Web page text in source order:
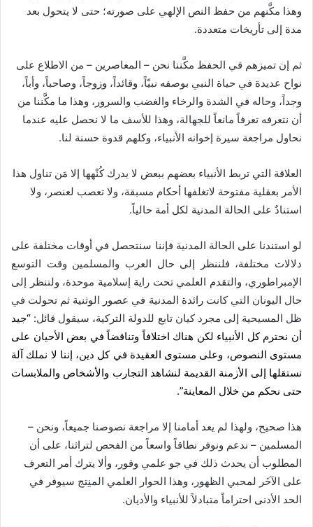
وهذا مكَّنهم من حفظ النص الإلهي على صورته؛ حتى لا يتحول بعد
مدة إلى تأريخات متعددة.
ثم إن تميزهم في الحفظ مكَّننا نحن – المعاصرين – من الاطلاع على
نواح عديدة في حياة النبي بوصفه نبيّاً، وقائداً، وزوجاً، وصاحباً، وأباً،
وجداً، وحاله في الشدة والرخاء والغضب والسرور، وهذا ما مكَّننا من
أن نتعرفه تعرفاً مانعاً للجهالة، وهذا للأسف ما لا نحصل عليه عندما
نحاول مراجعة سيرة إخوانه الأنبياء، وكلهم قدوة حسنة لنا.
العلاقة التي تربط الأنبياء بعضهم ببعض لا يدرك كُنْهها إلا مَن تناول هذا
الأمر بعقلية مفتوحة لاتغلفها أحكام مسبقة، ولا تعصب لعنصر، ولا
استنادٌ على الحالة المدنية لكل أمة حالياً.
لو استندنا على الحالة المدنية فإننا سنتحصل في أوقات مختلفة على
دلالات مختلفة، فلننظر إلى حال العرب والمسلمين وقت التوسع
الإمبراطوري، والتقدم العلمي تحت راية إسلامية موحدة، ولننظر إلى
حال اليونان التي كانت رائدة المدنية في عصور الوثنية ثم تحولت في
ظل المسيحية إلى مجرد كيان تابع للدولة التركية، سيقول قائل: “جيد
أن نحترم كل الأنبياء لكن هناك اختلافاً وتناقضاً في بعض الأحيان على
مستوى النصوص، وعلى مستوى العقيدة في كل دين، إننا لا نملك آلة
نستقلها إلى الأزمنة القديمة لنشاهد التجارب والأشخاص والملابسات
حتى نحكم من خلال المعاينة”.
هذا صحيح، ولهذا لم يعد أمامنا إلا مراجعة نصوصنا جميعاً، ونحن –
المسلمين – ندعم ونوفر نطاقاً واسعاً من الفحص لتراثنا، على أن
المطلوب أن يحدث ذلك في جو علمي وقور، وألا يترك أمر التعرف
على الآخَر لمحبي الظهور، وهذا الحوار العلمي المنِتج سيوفر في
الحد الأدنى احتراماً متبادلاً للأنبياء والأديان.